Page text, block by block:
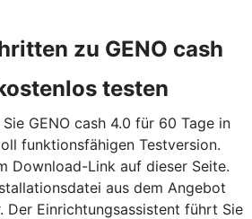
zu GENO cash
testen
GENO cash 4.0 für 60 Tage in
funktionsfähigen Testversion.
Download-Link auf dieser Seite.
aus dem Angebot
Der Einrichtungsassistent führt Sie